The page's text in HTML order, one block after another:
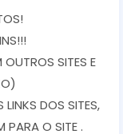
SITES E
DOS SITES,
PARA O SITE .